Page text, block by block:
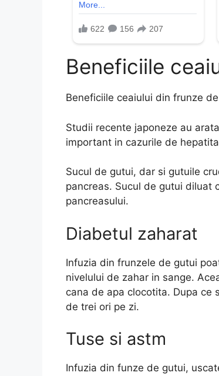
Beneficiile
Beneficiile ceaiului din frunze
Studii recente japoneze au
important in cazurile de
Sucul de gutui, dar si gutuile
pancreas. Sucul de gutui diluat
pancreasului.
Diabetul zaharat
Infuzia din frunzele de gutui
nivelului de zahar in sange.
cana de apa clocotita. Dupa ce
de trei ori pe zi.
Tuse si astm
Infuzia din funze de gutui,